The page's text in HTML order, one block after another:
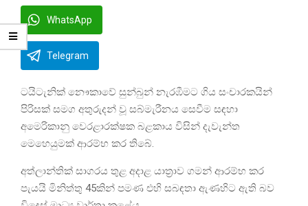
WhatsApp
Telegram
ටයිටැනික් නෞකාවේ සුන්බුන් නැරඹීමට ගිය සංචාරකයින්
පිරිසක් සමග අතුරුදන් වූ සබ්මැරීනය සෙවීම සඳහා
අමෙරිකානු වෙරළාරක්ෂක බළකාය විසින් දැවැන්ත
මෙහෙයුමක් ආරම්භ කර තිබේ.
අත්ලාන්තික් සාගරය තුළ අදාළ යාත්‍රාව ගමන් ආරම්භ කර
පැයයි මිනිත්තු 45කින් පමණ එහි සබඳතා ඇණහිට ඇති බව